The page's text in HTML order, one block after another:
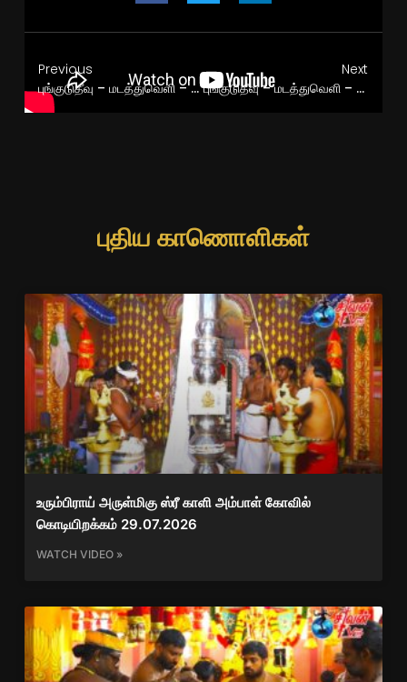
Previous
புங்குடுதீவு – மடத்துவெளி – நுழைவாயில் ஸ்ரீ வீரகத்தி விநாயகர் கோவில் சப்பறத்திருவிழா 27.04.2026
Next
புங்குடுதீவு – மடத்துவெளி – நுழைவாயில் ஸ்ரீ வீரகத்தி விநாயகர் கோவில் தேர்த்திருவிழா 28.04.2026
புதிய காணொளிகள்
உரும்பிராய் அருள்மிகு ஸ்ரீ காளி அம்பாள் கோவில்
கொடியிறக்கம் 29.07.2026
WATCH VIDEO »